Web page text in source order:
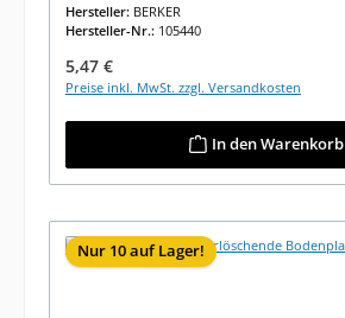
Hersteller: BERKER
Hersteller-Nr.: 105440
Regulärer Preis:
5,47 €
Preise inkl. MwSt. zzgl. Versandkosten
In den Warenkorb
Nur 10 auf Lager!